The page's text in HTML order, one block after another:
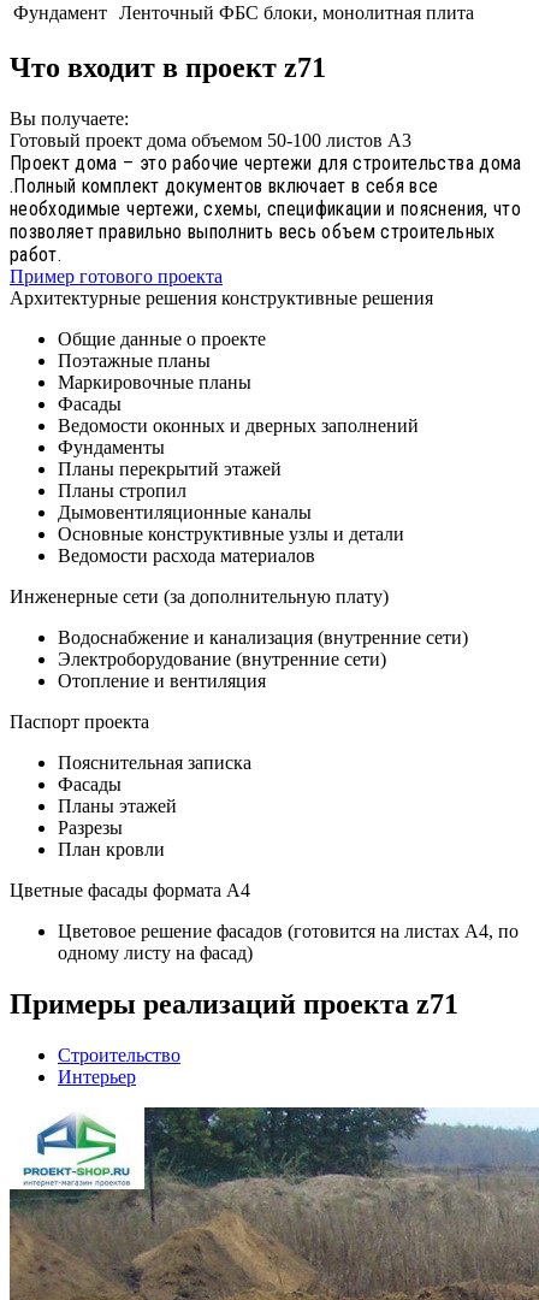
Фундамент Ленточный ФБС блоки, монолитная плита
Что входит в проект z71
Вы получаете:
Готовый проект дома объемом 50-100 листов А3
Проект дома – это рабочие чертежи для строительства дома
.Полный комплект документов включает в себя все
необходимые чертежи, схемы, спецификации и пояснения, что
позволяет правильно выполнить весь объем строительных
работ.
Пример готового проекта
Архитектурные решения конструктивные решения
Общие данные о проекте
Поэтажные планы
Маркировочные планы
Фасады
Ведомости оконных и дверных заполнений
Фундаменты
Планы перекрытий этажей
Планы стропил
Дымовентиляционные каналы
Основные конструктивные узлы и детали
Ведомости расхода материалов
Инженерные сети (за дополнительную плату)
Водоснабжение и канализация (внутренние сети)
Электроборудование (внутренние сети)
Отопление и вентиляция
Паспорт проекта
Пояснительная записка
Фасады
Планы этажей
Разрезы
План кровли
Цветные фасады формата А4
Цветовое решение фасадов (готовится на листах А4, по
одному листу на фасад)
Примеры реализаций проекта z71
Строительство
Интерьер